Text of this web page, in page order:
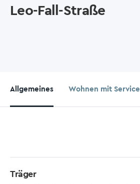
Leo-Fall-Straße
Allgemeines Wohnen mit Service
Träger